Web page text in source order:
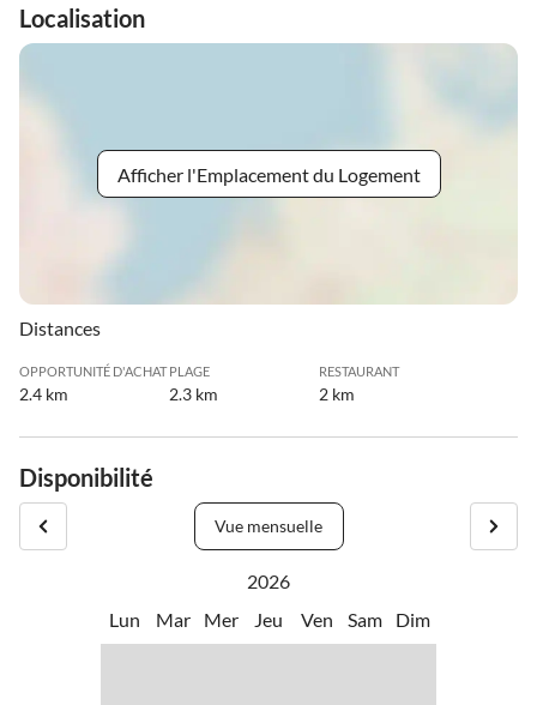
Localisation
Afficher l'Emplacement du Logement
Distances
OPPORTUNITÉ D'ACHAT
2.4 km
PLAGE
2.3 km
RESTAURANT
2 km
Disponibilité
Vue mensuelle
2026
Lun
Mar Mer Jeu Ven Sam Dim